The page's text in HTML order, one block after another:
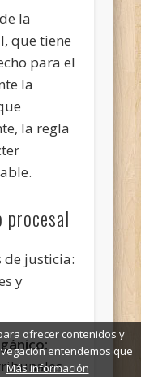
la
que tiene
para el
la
la regla
procesal
de justicia:
y
ofrecer contenidos y
entendemos que
Más información